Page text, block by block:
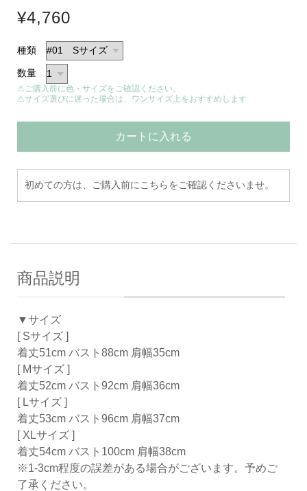
¥4,760
種類
数量
⚠ご購入前に色・サイズをご確認ください。
⚠サイズ選びに迷った場合は、ワンサイズ上をおすすめします
カートに入れる
初めての方は、ご購入前にこちらをご確認くださいませ。
商品説明
▼サイズ
[ Sサイズ ]
着丈51cm バスト88cm 肩幅35cm
[ Mサイズ ]
着丈52cm バスト92cm 肩幅36cm
[ Lサイズ ]
着丈53cm バスト96cm 肩幅37cm
[ XLサイズ ]
着丈54cm バスト100cm 肩幅38cm
※1-3cm程度の誤差がある場合がございます。予めご
了承ください。